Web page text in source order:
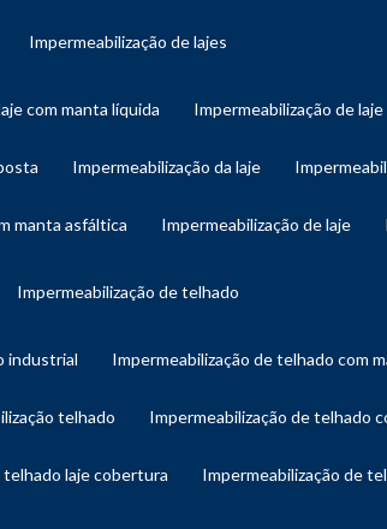
impermeabilização de lajes
com manta líquida impermeabilização de
impermeabilização da laje
manta asfáltica impermeabilização de laje
impermeabilização de telhado
industrial impermeabilização de telhado com
telhado impermeabilização de telhado
telhado laje cobertura impermeabilização de